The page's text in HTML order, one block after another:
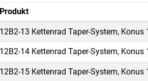
Produkt
12B2-13 Kettenrad Taper-System,
12B2-14 Kettenrad Taper-System,
12B2-15 Kettenrad Taper-System,